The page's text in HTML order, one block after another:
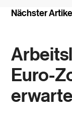
Nächster
Euro-